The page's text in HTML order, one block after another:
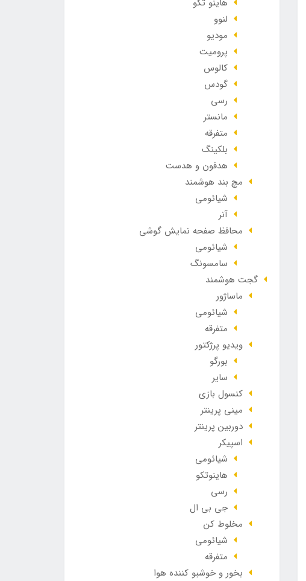
هاینو تکو
لنوو
مودیو
پرومیت
کالوس
گودس
رسی
مانستر
متفرقه
بلکینگ
هدفون و هدست
مچ بند هوشمند
شیائومی
آنر
محافظ صفحه نمایش گوشی
شیائومی
سامسونگ
گجت هوشمند
ماساژور
شیائومی
متفرقه
ویدیو پرژکتور
بورگو
سایر
کنسول بازی
مینی پرینتر
دوربین پرینتر
اسپیکر
شیائومی
هاینوتکو
رسی
جی بی ال
مخلوط کن
شیائومی
متفرقه
بخور و خوشبو کننده هوا